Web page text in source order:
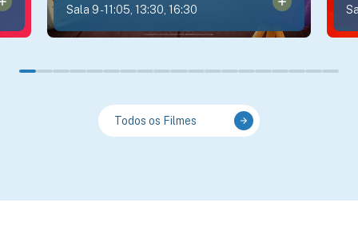
Sala 9-11:05, 13:30, 16:30
Todos os Filmes